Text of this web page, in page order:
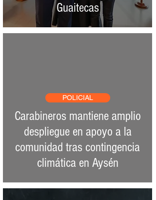
Guaitecas
Carabineros mantiene amplio
despliegue en apoyo a la
comunidad tras contingencia
climática en Aysén
POLICIAL